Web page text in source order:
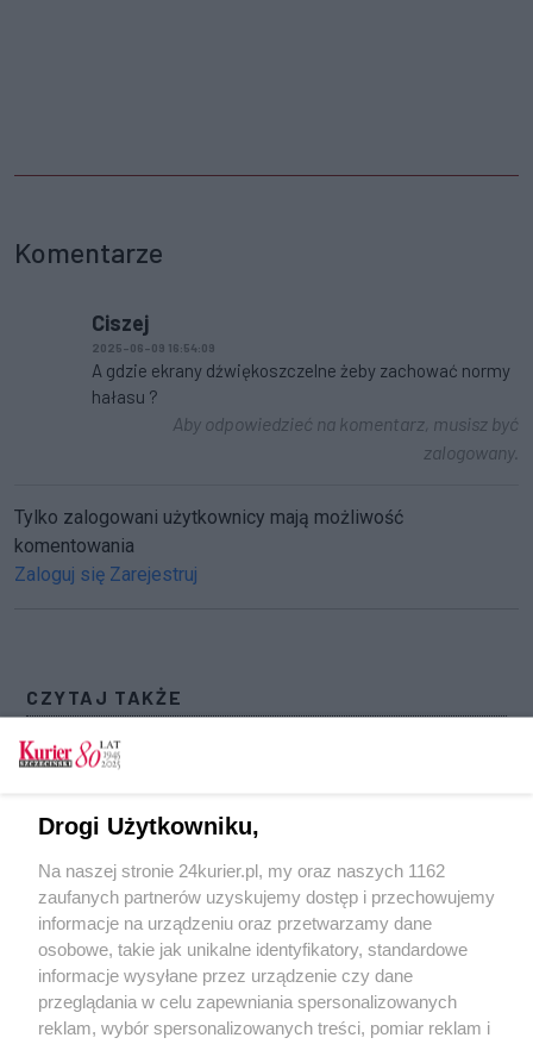
Komentarze
Ciszej
2025-06-09 16:54:09
A gdzie ekrany dźwiękoszczelne żeby zachować normy
hałasu ?
Aby odpowiedzieć na komentarz, musisz być
zalogowany.
Tylko zalogowani użytkownicy mają możliwość
komentowania
Zaloguj się Zarejestruj
CZYTAJ TAKŻE
Morski Raj. Drugi przetarg nadzieją dla
najmłodszych
Plac zabaw w Ińsku do pilnej naprawy. Zagraża
dzieciom
Plac zabaw przy ul. Boryny na Pomorzanach
zostaje
POGODA
Drogi Użytkowniku,
Na naszej stronie 24kurier.pl, my oraz naszych 1162
zaufanych partnerów uzyskujemy dostęp i przechowujemy
informacje na urządzeniu oraz przetwarzamy dane
osobowe, takie jak unikalne identyfikatory, standardowe
informacje wysyłane przez urządzenie czy dane
przeglądania w celu zapewniania spersonalizowanych
reklam, wybór spersonalizowanych treści, pomiar reklam i